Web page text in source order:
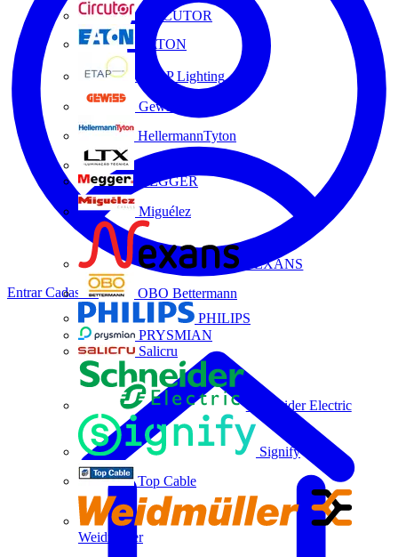
CIRCUTOR
EATON
ETAP Lighting
Gewiss
HellermannTyton
MEGGER
Miguélez
NEXANS
OBO Bettermann
PHILIPS
PRYSMIAN
Salicru
Schneider Electric
Signify
Top Cable
Weidmüller
EntrarCadastrar